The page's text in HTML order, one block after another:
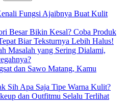
Fungsi Ajaibnya Buat Kulit
Besar Bikin Kesal? Coba Produk
Biar Teksturnya Lebih Halus!
Masalah yang Sering Dialami,
dan Sawo Matang, Kamu
Sih Apa Saja Tipe Warna Kulit?
dan Outfitmu Selalu Terlihat